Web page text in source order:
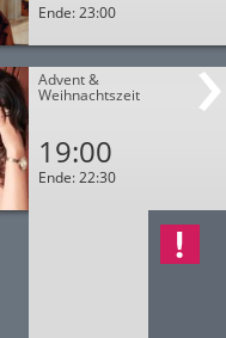
Ende: 23:00
Advent &
Weihnachtszeit
19:00
Ende: 22:30